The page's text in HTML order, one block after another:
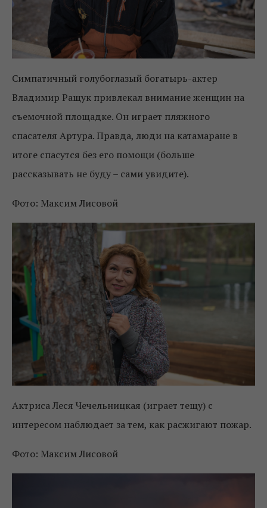
Симпатичный голубоглазый богатырь-актер
Владимир Ращук привлекал внимание женщин на
съемочной площадке. Он играет пляжного
спасателя Артура. Правда, люди на катамаране в
итоге спасутся без его помощи (больше
рассказывать не буду – сами увидите).
Фото: Максим Лисовой
Актриса Леся Чечельницкая (играет тещу) с
интересом наблюдает за тем, как расжигают пожар.
Фото: Максим Лисовой